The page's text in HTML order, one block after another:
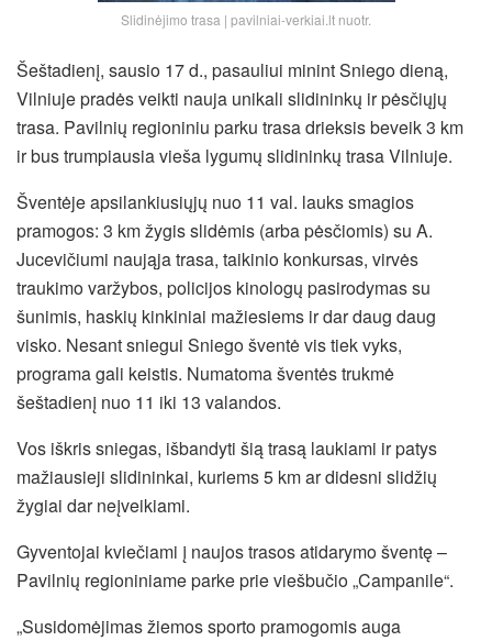
Slidinėjimo trasa | pavilniai-verkiai.lt nuotr.
Šeštadienį, sausio 17 d., pasauliui minint Sniego dieną,
Vilniuje pradės veikti nauja unikali slidininkų ir pėsčiųjų
trasa. Pavilnių regioniniu parku trasa drieksis beveik 3 km
ir bus trumpiausia vieša lygumų slidininkų trasa Vilniuje.
Šventėje apsilankiusiųjų nuo 11 val. lauks smagios
pramogos: 3 km žygis slidėmis (arba pėsčiomis) su A.
Jucevičiumi naująja trasa, taikinio konkursas, virvės
traukimo varžybos, policijos kinologų pasirodymas su
šunimis, haskių kinkiniai mažiesiems ir dar daug daug
visko. Nesant sniegui Sniego šventė vis tiek vyks,
programa gali keistis. Numatoma šventės trukmė
šeštadienį nuo 11 iki 13 valandos.
Vos iškris sniegas, išbandyti šią trasą laukiami ir patys
mažiausieji slidininkai, kuriems 5 km ar didesni slidžių
žygiai dar neįveikiami.
Gyventojai kviečiami į naujos trasos atidarymo šventę –
Pavilnių regioniniame parke prie viešbučio „Campanile“.
„Susidomėjimas žiemos sporto pramogomis auga